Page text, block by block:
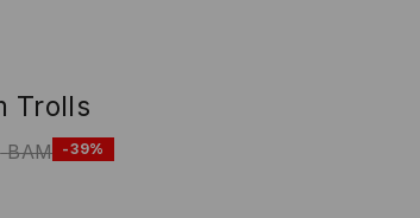
Trolls
BAM -39%